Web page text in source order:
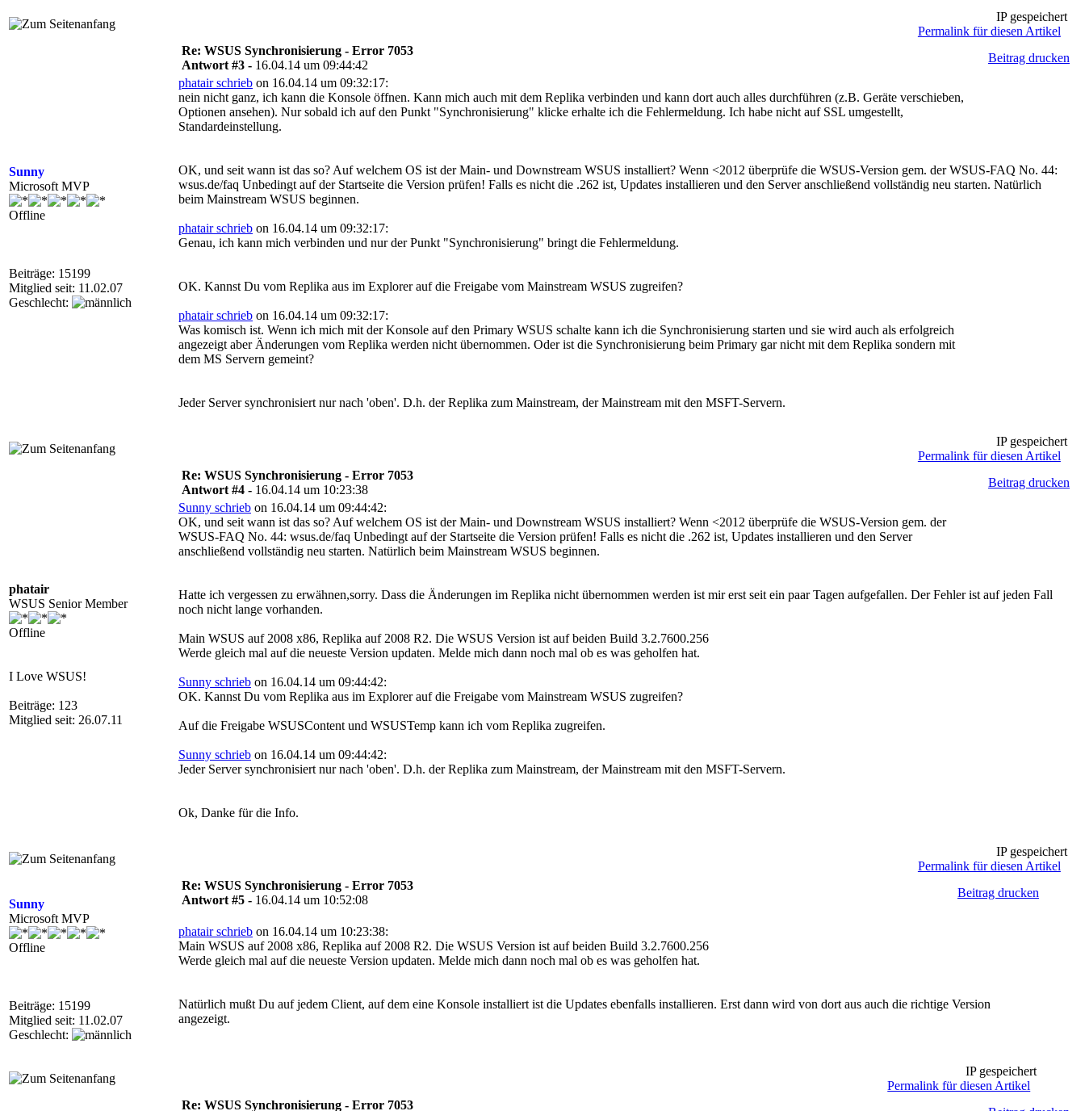
IP gespeichert
Permalink für diesen Artikel
Sunny
Microsoft MVP
Offline
Beiträge: 15199
Mitglied seit: 11.02.07
Geschlecht:
Re: WSUS Synchronisierung - Error 7053
Antwort #3 - 16.04.14 um 09:44:42
Beitrag drucken
phatair schrieb on 16.04.14 um 09:32:17:
nein nicht ganz, ich kann die Konsole öffnen. Kann mich auch mit dem Replika verbinden und kann dort auch alles durchführen (z.B. Geräte verschieben,
Optionen ansehen). Nur sobald ich auf den Punkt "Synchronisierung" klicke erhalte ich die Fehlermeldung. Ich habe nicht auf SSL umgestellt,
Standardeinstellung.
OK, und seit wann ist das so? Auf welchem OS ist der Main- und Downstream WSUS installiert? Wenn <2012 überprüfe die WSUS-Version gem. der WSUS-FAQ No. 44:
wsus.de/faq Unbedingt auf der Startseite die Version prüfen! Falls es nicht die .262 ist, Updates installieren und den Server anschließend vollständig neu starten. Natürlich
beim Mainstream WSUS beginnen.
phatair schrieb on 16.04.14 um 09:32:17:
Genau, ich kann mich verbinden und nur der Punkt "Synchronisierung" bringt die Fehlermeldung.
OK. Kannst Du vom Replika aus im Explorer auf die Freigabe vom Mainstream WSUS zugreifen?
phatair schrieb on 16.04.14 um 09:32:17:
Was komisch ist. Wenn ich mich mit der Konsole auf den Primary WSUS schalte kann ich die Synchronisierung starten und sie wird auch als erfolgreich
angezeigt aber Änderungen vom Replika werden nicht übernommen. Oder ist die Synchronisierung beim Primary gar nicht mit dem Replika sondern mit
dem MS Servern gemeint?
Jeder Server synchronisiert nur nach 'oben'. D.h. der Replika zum Mainstream, der Mainstream mit den MSFT-Servern.
IP gespeichert
Permalink für diesen Artikel
phatair
WSUS Senior Member
Offline
I Love WSUS!
Beiträge: 123
Mitglied seit: 26.07.11
Re: WSUS Synchronisierung - Error 7053
Antwort #4 - 16.04.14 um 10:23:38
Beitrag drucken
Sunny schrieb on 16.04.14 um 09:44:42:
OK, und seit wann ist das so? Auf welchem OS ist der Main- und Downstream WSUS installiert? Wenn <2012 überprüfe die WSUS-Version gem. der
WSUS-FAQ No. 44: wsus.de/faq Unbedingt auf der Startseite die Version prüfen! Falls es nicht die .262 ist, Updates installieren und den Server
anschließend vollständig neu starten. Natürlich beim Mainstream WSUS beginnen.
Hatte ich vergessen zu erwähnen,sorry. Dass die Änderungen im Replika nicht übernommen werden ist mir erst seit ein paar Tagen aufgefallen. Der Fehler ist auf jeden Fall
noch nicht lange vorhanden.
Main WSUS auf 2008 x86, Replika auf 2008 R2. Die WSUS Version ist auf beiden Build 3.2.7600.256
Werde gleich mal auf die neueste Version updaten. Melde mich dann noch mal ob es was geholfen hat.
Sunny schrieb on 16.04.14 um 09:44:42:
OK. Kannst Du vom Replika aus im Explorer auf die Freigabe vom Mainstream WSUS zugreifen?
Auf die Freigabe WSUSContent und WSUSTemp kann ich vom Replika zugreifen.
Sunny schrieb on 16.04.14 um 09:44:42:
Jeder Server synchronisiert nur nach 'oben'. D.h. der Replika zum Mainstream, der Mainstream mit den MSFT-Servern.
Ok, Danke für die Info.
IP gespeichert
Permalink für diesen Artikel
Sunny
Microsoft MVP
Offline
Beiträge: 15199
Mitglied seit: 11.02.07
Geschlecht:
Re: WSUS Synchronisierung - Error 7053
Antwort #5 - 16.04.14 um 10:52:08
Beitrag drucken
phatair schrieb on 16.04.14 um 10:23:38:
Main WSUS auf 2008 x86, Replika auf 2008 R2. Die WSUS Version ist auf beiden Build 3.2.7600.256
Werde gleich mal auf die neueste Version updaten. Melde mich dann noch mal ob es was geholfen hat.
Natürlich mußt Du auf jedem Client, auf dem eine Konsole installiert ist die Updates ebenfalls installieren. Erst dann wird von dort aus auch die richtige Version
angezeigt.
IP gespeichert
Permalink für diesen Artikel
Re: WSUS Synchronisierung - Error 7053